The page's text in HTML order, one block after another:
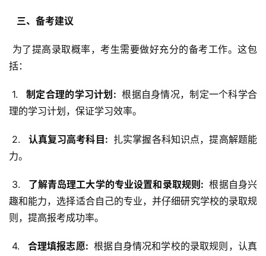
  三、备考建议
括：
1.
  制定合理的学习计划:
根据自身情况，制定一个科学合
理的学习计划，保证学习效率。
2.
  认真复习高考科目:
扎实掌握各科知识点，提高解题能
力。
3.
  了解青岛理工大学的专业设置和录取规则:
根据自身兴
趣和能力，选择适合自己的专业，并仔细研究学校的录取规
则，提高报考成功率。
4.
  合理填报志愿:
根据自身情况和学校的录取规则，认真